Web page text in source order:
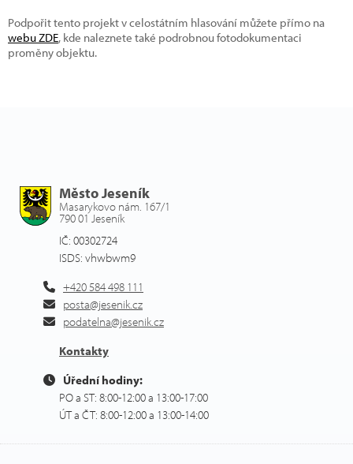
Podpořit tento projekt v celostátním hlasování můžete přímo na
webu ZDE, kde naleznete také podrobnou fotodokumentaci
proměny objektu.
Město Jeseník
Masarykovo nám. 167/1
790 01 Jeseník
IČ: 00302724
ISDS: vhwbwm9
+420 584 498 111
posta@jesenik.cz
podatelna@jesenik.cz
Kontakty
Úřední hodiny:
PO a ST: 8:00-12:00 a 13:00-17:00
ÚT a ČT: 8:00-12:00 a 13:00-14:00